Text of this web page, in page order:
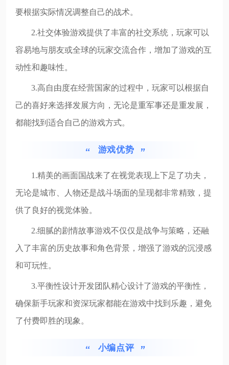
要根据实际情况调整自己的战术。
2.社交体验游戏提供了丰富的社交系统，玩家可以
容易地与朋友或全球的玩家交流合作，增加了游戏的互
动性和趣味性。
3.高自由度在经营国家的过程中，玩家可以根据自
己的喜好来选择发展方向，无论是重军事还是重发展，
都能找到适合自己的游戏方式。
游戏优势
1.精美的画面国战来了在视觉表现上下足了功夫，
无论是城市、人物还是战斗场面的呈现都非常精致，提
供了良好的视觉体验。
2.细腻的剧情故事游戏不仅仅是战争与策略，还融
入了丰富的历史故事和角色背景，增强了游戏的沉浸感
和可玩性。
3.平衡性设计开发团队精心设计了游戏的平衡性，
确保新手玩家和资深玩家都能在游戏中找到乐趣，避免
了付费即胜的现象。
小编点评